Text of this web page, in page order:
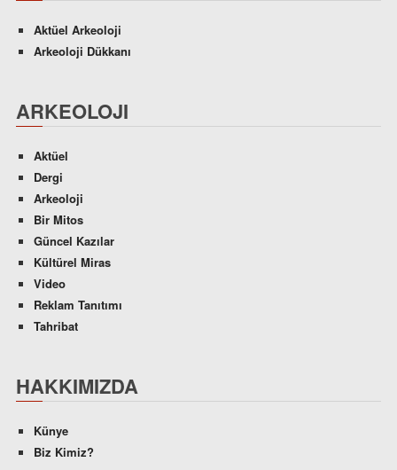
Aktüel Arkeoloji
Arkeoloji Dükkanı
ARKEOLOJI
Aktüel
Dergi
Arkeoloji
Bir Mitos
Güncel Kazılar
Kültürel Miras
Video
Reklam Tanıtımı
Tahribat
HAKKIMIZDA
Künye
Biz Kimiz?